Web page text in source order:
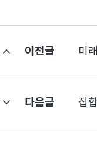
이전글 미
다음글 집